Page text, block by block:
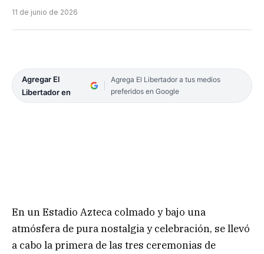
11 de junio de 2026
Agregar El
Libertador en
Agrega El Libertador a tus medios
preferidos en Google
En un Estadio Azteca colmado y bajo una
atmósfera de pura nostalgia y celebración, se llevó
a cabo la primera de las tres ceremonias de